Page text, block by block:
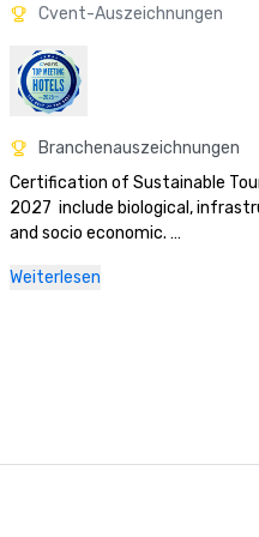
Cvent-Auszeichnungen
Branchenauszeichnungen
Certification of Sustainable
2027  include biological,
and socio economic.
2027
Weiterlesen